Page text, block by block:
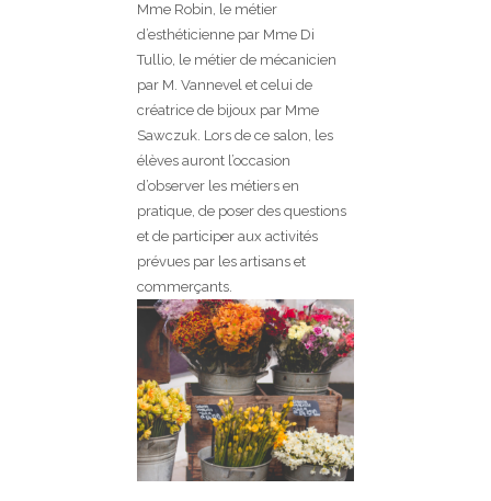
Mme Robin, le métier
d’esthéticienne par Mme Di
Tullio, le métier de mécanicien
par M. Vannevel et celui de
créatrice de bijoux par Mme
Sawczuk. Lors de ce salon, les
élèves auront l’occasion
d’observer les métiers en
pratique, de poser des questions
et de participer aux activités
prévues par les artisans et
commerçants.